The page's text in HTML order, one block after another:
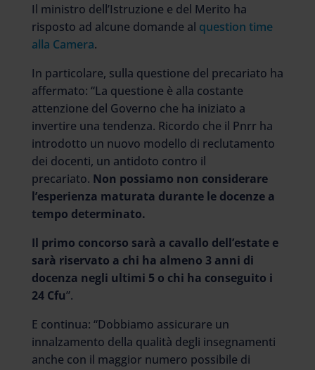
Il ministro dell’Istruzione e del Merito ha
risposto ad alcune domande al question time
alla Camera.
In particolare, sulla questione del precariato ha
affermato: “La questione è alla costante
attenzione del Governo che ha iniziato a
invertire una tendenza. Ricordo che il Pnrr ha
introdotto un nuovo modello di reclutamento
dei docenti, un antidoto contro il
precariato. Non possiamo non considerare
l’esperienza maturata durante le docenze a
tempo determinato.
Il primo concorso sarà a cavallo dell’estate e
sarà riservato a chi ha almeno 3 anni di
docenza negli ultimi 5 o chi ha conseguito i
24 Cfu”.
E continua: “Dobbiamo assicurare un
innalzamento della qualità degli insegnamenti
anche con il maggior numero possibile di